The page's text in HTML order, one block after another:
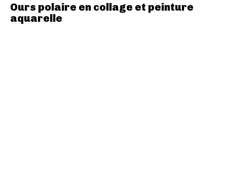
Ours polaire en collage et peinture
aquarelle